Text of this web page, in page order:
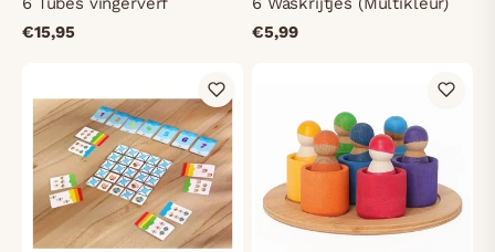
€15,95
€5,99